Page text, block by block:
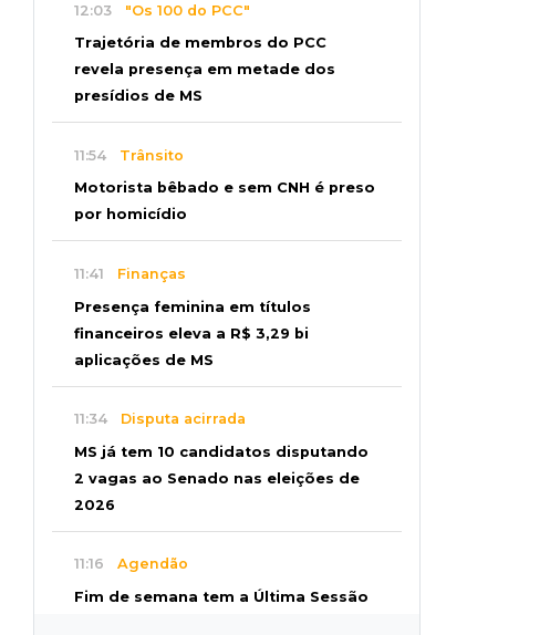
12:03 "Os 100 do PCC"
Trajetória de membros do PCC
revela presença em metade dos
presídios de MS
11:54 Trânsito
Motorista bêbado e sem CNH é preso
por homicídio
11:41 Finanças
Presença feminina em títulos
financeiros eleva a R$ 3,29 bi
aplicações de MS
11:34 Disputa acirrada
MS já tem 10 candidatos disputando
2 vagas ao Senado nas eleições de
2026
11:16 Agendão
Fim de semana tem a Última Sessão